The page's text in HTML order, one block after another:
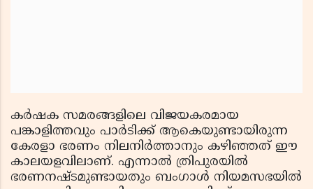
കർഷക സമരങ്ങളിലെ വിജയകരമായ
പങ്കാളിത്തവും പാർടിക്ക് ആകെയുണ്ടായിരുന്ന
കേരളാ ഭരണം നിലനിർത്താനും കഴിഞ്ഞത് ഈ
കാലയളവിലാണ്. എന്നാൽ ത്രിപുരയിൽ
ഭരണനഷ്ടമുണ്ടായതും ബംഗാൾ നിയമസഭയിൽ